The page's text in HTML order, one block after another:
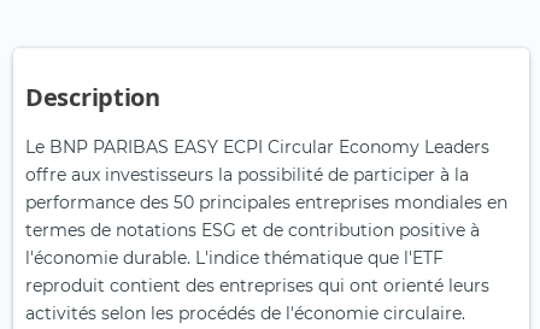
Description
Le BNP PARIBAS EASY ECPI Circular Economy Leaders
offre aux investisseurs la possibilité de participer à la
performance des 50 principales entreprises mondiales en
termes de notations ESG et de contribution positive à
l'économie durable. L'indice thématique que l'ETF
reproduit contient des entreprises qui ont orienté leurs
activités selon les procédés de l'économie circulaire.